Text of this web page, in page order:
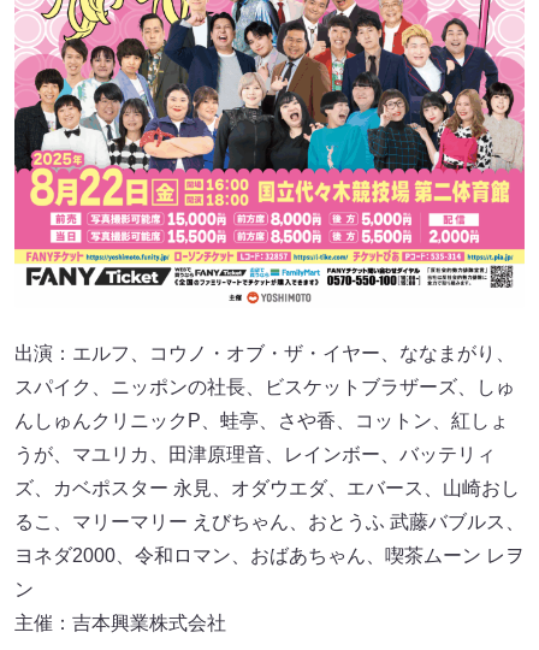
出演：エルフ、コウノ・オブ・ザ・イヤー、ななまがり、
スパイク、ニッポンの社長、ビスケットブラザーズ、しゅ
んしゅんクリニックP、蛙亭、さや香、コットン、紅しょ
うが、マユリカ、田津原理音、レインボー、バッテリィ
ズ、カベポスター 永見、オダウエダ、エバース、山崎おし
るこ、マリーマリー えびちゃん、おとうふ 武藤バブルス、
ヨネダ2000、令和ロマン、おばあちゃん、喫茶ムーン レヲ
ン
主催：吉本興業株式会社